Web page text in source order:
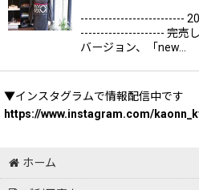
--------------------------
--------------------- 完売
バージョン、「new…
▼インスタグラムで情報配信中です
https://www.instagram.com/
ホーム